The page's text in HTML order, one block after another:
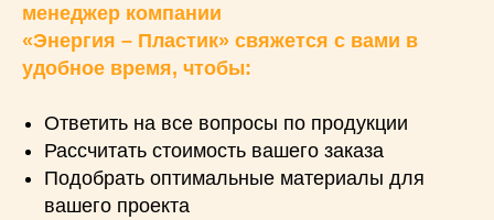
менеджер компании
«Энергия – Пластик» свяжется с вами в
удобное время, чтобы:
Ответить на все вопросы по продукции
Рассчитать стоимость вашего заказа
Подобрать оптимальные материалы для
вашего проекта